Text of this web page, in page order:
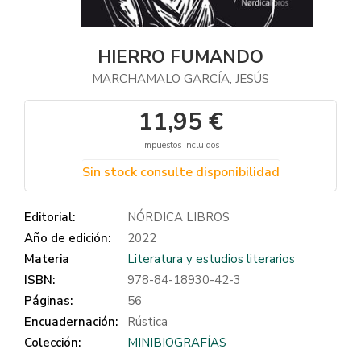
HIERRO FUMANDO
MARCHAMALO GARCÍA, JESÚS
11,95 €
Impuestos incluidos
Sin stock consulte disponibilidad
Editorial:
NÓRDICA LIBROS
Año de edición:
2022
Materia
Literatura y estudios literarios
ISBN:
978-84-18930-42-3
Páginas:
56
Encuadernación:
Rústica
Colección:
MINIBIOGRAFÍAS